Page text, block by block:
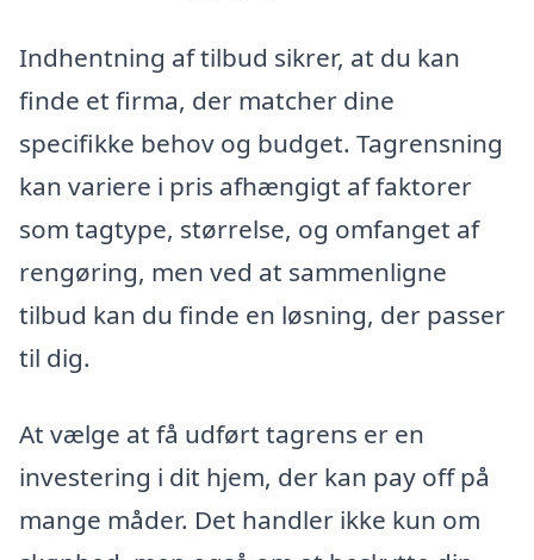
Indhentning af tilbud sikrer, at du kan
finde et firma, der matcher dine
specifikke behov og budget. Tagrensning
kan variere i pris afhængigt af faktorer
som tagtype, størrelse, og omfanget af
rengøring, men ved at sammenligne
tilbud kan du finde en løsning, der passer
til dig.
At vælge at få udført tagrens er en
investering i dit hjem, der kan pay off på
mange måder. Det handler ikke kun om